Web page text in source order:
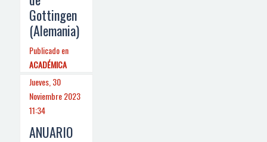
Gottingen
(Alemania)
Publicado en
ACADÉMICA
Jueves, 30
Noviembre 2023
11:34
ANUARIO